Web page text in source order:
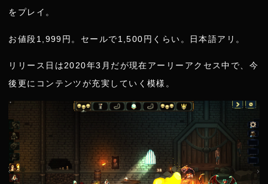
i
t
e
をプレイ。
お値段1,999円。セールで1,500円くらい。日本語アリ。
リリース日は2020年3月だが現在アーリーアクセス中で、今
後更にコンテンツが充実していく模様。